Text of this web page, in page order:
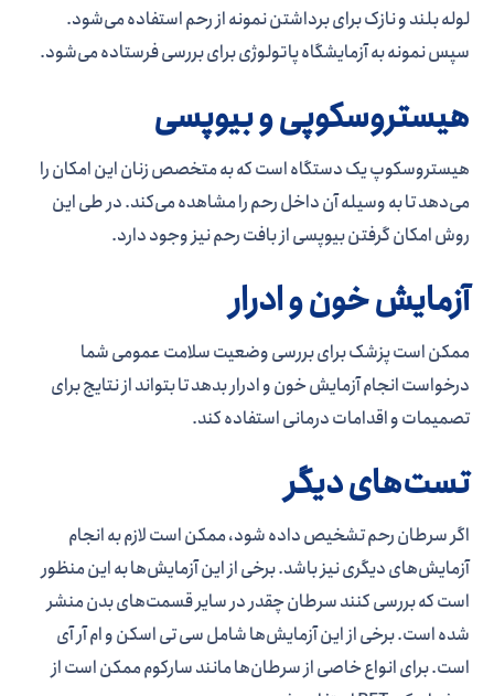
لوله بلند و نازک برای برداشتن نمونه از رحم استفاده می­‌شود.
سپس نمونه به آزمایشگاه پاتولوژی برای بررسی فرستاده می‌­شود.
هیستروسکوپی و بیوپسی
هیستروسکوپ یک دستگاه است که به متخصص زنان این امکان را
می­‌دهد تا به وسیله آن داخل رحم را مشاهده می­‌کند. در طی این
روش امکان گرفتن بیوپسی از بافت رحم نیز وجود دارد.
آزمایش خون و ادرار
ممکن است پزشک برای بررسی وضعیت سلامت عمومی شما
درخواست انجام آزمایش خون و ادرار بدهد تا بتواند از نتایج برای
تصمیمات و اقدامات درمانی استفاده کند.
تست­‌های دیگر
اگر سرطان رحم تشخیص داده شود، ممکن است لازم به انجام
آزمایش­‌های دیگری نیز باشد. برخی از این آزمایش­‌ها به این منظور
است که بررسی کنند سرطان چقدر در سایر قسمت­‌های بدن منشر
شده است. برخی از این آزمایش­‌ها شامل سی تی اسکن و ام آر آی
است. برای انواع خاصی از سرطان­‌ها مانند سارکوم ممکن است از